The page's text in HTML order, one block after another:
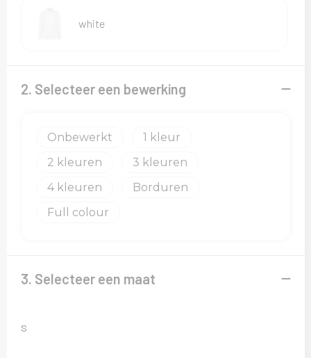
white
2. Selecteer een bewerking
Onbewerkt
1
2
3
4
Borduren
Full colour
3. Selecteer een maat
S